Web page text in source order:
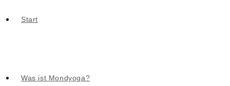
Start
Was ist Mondyoga?